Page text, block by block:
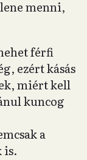
menni,
férfi
ezért kásás
miért kell
kuncog
a
is.